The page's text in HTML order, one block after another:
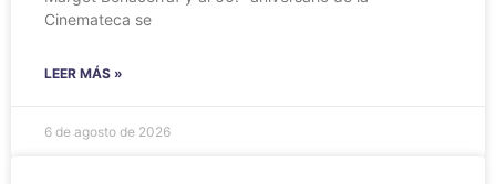
Cinemateca se
LEER MÁS »
6 de agosto de 2026